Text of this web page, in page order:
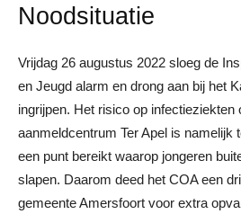
Noodsituatie
Vrijdag 26 augustus 2022 sloeg de
en Jeugd alarm en drong aan bij het
ingrijpen. Het risico op infectieziekten
aanmeldcentrum Ter Apel is namelijk
een punt bereikt waarop jongeren
slapen. Daarom deed het COA een
gemeente Amersfoort voor extra